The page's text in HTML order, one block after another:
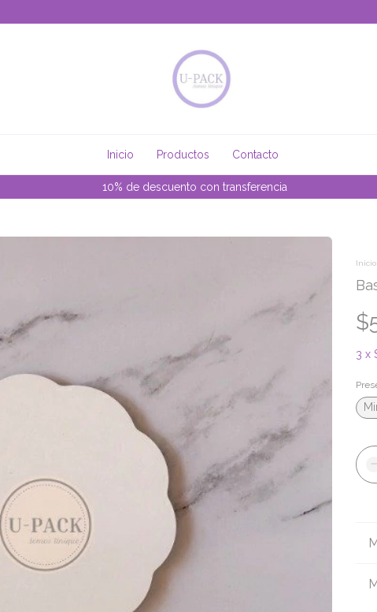
Envio gratis desde $350.000 Capital Federal y Gran Buenos Aires
Inicio Productos Contacto
Inicio
3 x